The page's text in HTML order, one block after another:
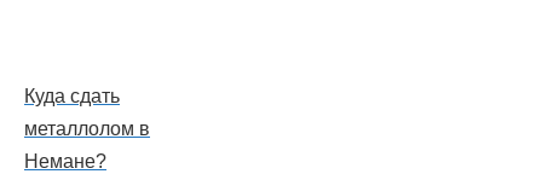
Куда сдать
металлолом в
Немане?